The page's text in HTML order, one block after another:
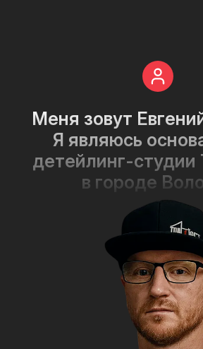
14 лет на рынке
Мой профессиональный путь начался
в 2011 году, 8 лет я работал
на аутсорсинге в различных студиях,
прежде чем решил открыть свою
собственную студию в 2020. Все эти
годы сам активно принимал участие
в различных семинарах
и соревнованиях в сфере оклейки
авто. Теперь у нас своя школа
обучения тонировки и оклейки авто